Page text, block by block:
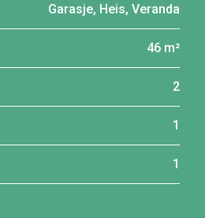
Garasje, Heis, Veranda
46 m²
2
1
1